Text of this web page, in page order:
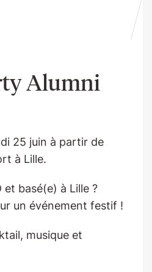
Alumni
25 juin à partir de
à Lille.
et basé(e) à Lille ?
un événement festif !
musique et